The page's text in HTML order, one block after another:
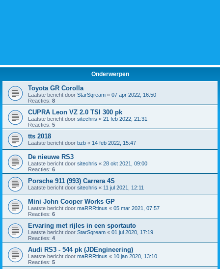
Onderwerpen
Toyota GR Corolla
Laatste bericht door StarSqream « 07 apr 2022, 16:50
Reacties: 8
CUPRA Leon VZ 2.0 TSI 300 pk
Laatste bericht door sitechris « 21 feb 2022, 21:31
Reacties: 5
tts 2018
Laatste bericht door bzb « 14 feb 2022, 15:47
De nieuwe RS3
Laatste bericht door sitechris « 28 okt 2021, 09:00
Reacties: 6
Porsche 911 (993) Carrera 4S
Laatste bericht door sitechris « 11 jul 2021, 12:11
Mini John Cooper Works GP
Laatste bericht door maRRRtinus « 05 mar 2021, 07:57
Reacties: 6
Ervaring met rijles in een sportauto
Laatste bericht door StarSqream « 01 jul 2020, 17:19
Reacties: 4
Audi RS3 - 544 pk (JDEngineering)
Laatste bericht door maRRRtinus « 10 jan 2020, 13:10
Reacties: 5